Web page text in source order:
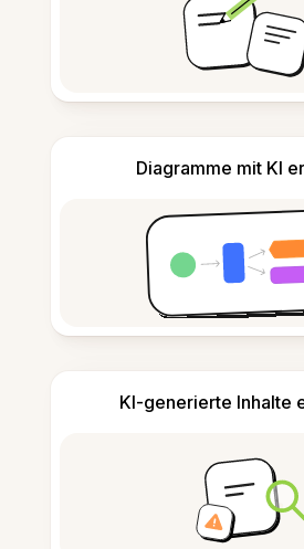
Diagramme mit KI
KI-generierte Inhalte